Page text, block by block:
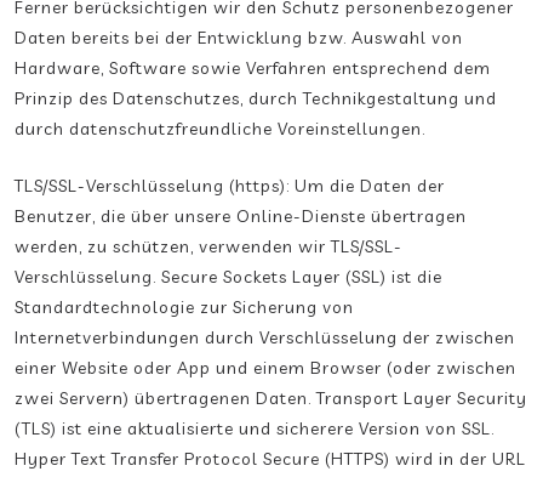
Ferner berücksichtigen wir den Schutz personenbezogener
Daten bereits bei der Entwicklung bzw. Auswahl von
Hardware, Software sowie Verfahren entsprechend dem
Prinzip des Datenschutzes, durch Technikgestaltung und
durch datenschutzfreundliche Voreinstellungen.
TLS/SSL-Verschlüsselung (https): Um die Daten der
Benutzer, die über unsere Online-Dienste übertragen
werden, zu schützen, verwenden wir TLS/SSL-
Verschlüsselung. Secure Sockets Layer (SSL) ist die
Standardtechnologie zur Sicherung von
Internetverbindungen durch Verschlüsselung der zwischen
einer Website oder App und einem Browser (oder zwischen
zwei Servern) übertragenen Daten. Transport Layer Security
(TLS) ist eine aktualisierte und sicherere Version von SSL.
Hyper Text Transfer Protocol Secure (HTTPS) wird in der URL